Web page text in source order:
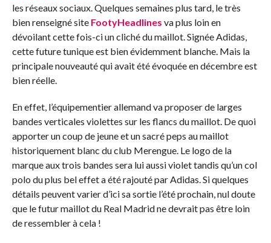
les réseaux sociaux. Quelques semaines plus tard, le très
bien renseigné site FootyHeadlines va plus loin en
dévoilant cette fois-ci un cliché du maillot. Signée Adidas,
cette future tunique est bien évidemment blanche. Mais la
principale nouveauté qui avait été évoquée en décembre est
bien réelle.
En effet, l’équipementier allemand va proposer de larges
bandes verticales violettes sur les flancs du maillot. De quoi
apporter un coup de jeune et un sacré peps au maillot
historiquement blanc du club Merengue. Le logo de la
marque aux trois bandes sera lui aussi violet tandis qu’un col
polo du plus bel effet a été rajouté par Adidas. Si quelques
détails peuvent varier d’ici sa sortie l’été prochain, nul doute
que le futur maillot du Real Madrid ne devrait pas être loin
de ressembler à cela !